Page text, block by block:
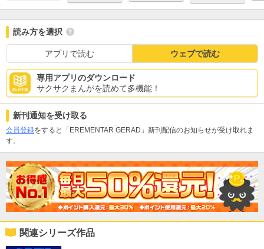
読み方を選択
アプリで読む ウェブで読む
専用アプリのダウンロード
サクサクまんがを読めて多機能！
新刊通知を受け取る
会員登録をすると「EREMENTAR GERAD」新刊配信のお知らせが受け取れま
す。
関連シリーズ作品